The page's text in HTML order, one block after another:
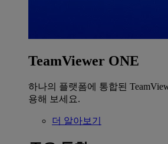
TeamViewer ONE
하나의 플랫폼에 통합된
용해 보세요.
더 알아보기